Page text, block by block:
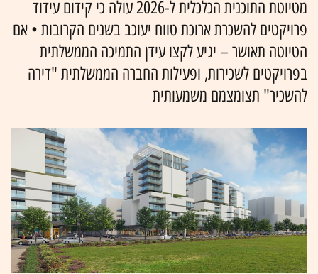
מטיוטת התוכנית הכלכלית ל-2026 עולה כי קידום עידוד
פרויקטים להשכרת ארוכת טווח יעוכב בשנים הקרובות • אם
הטיוטה תאושר – יגיע לקצו עידן התמיכה הממשלתית
בפרויקטים לשכירות, ופעילות החברה הממשלתית "דירה
להשכיר" תצומצמם משמעותית